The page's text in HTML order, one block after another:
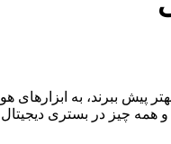
ببرند، به ابزارهای
همه چیز در بستری